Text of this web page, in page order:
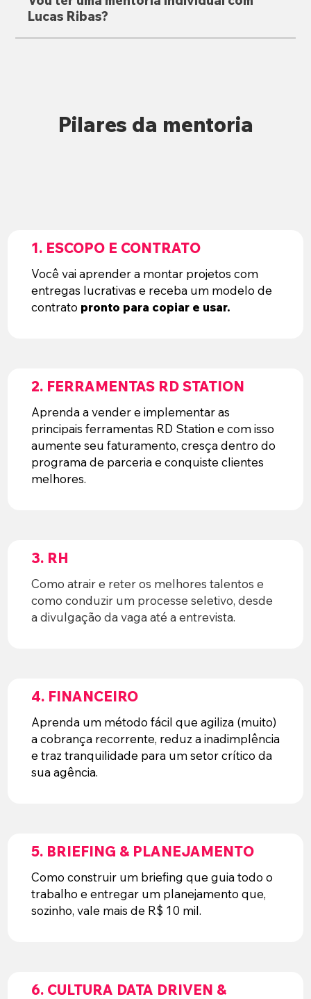
Lucas Ribas?
Pilares da mentoria
1. ESCOPO E CONTRATO
Você vai aprender a montar projetos com
entregas lucrativas e receba um modelo de
contrato pronto para copiar e usar.
2. FERRAMENTAS RD STATION
Aprenda a vender e implementar as
principais ferramentas RD Station e com isso
aumente seu faturamento, cresça dentro do
programa de parceria e conquiste clientes
melhores.
3. RH
Como atrair e reter os melhores talentos e
como conduzir um processe seletivo, desde
a divulgação da vaga até a entrevista.
4. FINANCEIRO
Aprenda um método fácil que agiliza (muito)
a cobrança recorrente, reduz a inadimplência
e traz tranquilidade para um setor crítico da
sua agência.
5. BRIEFING & PLANEJAMENTO
Como construir um briefing que guia todo o
trabalho e entregar um planejamento que,
sozinho, vale mais de R$ 10 mil.
6. CULTURA DATA DRIVEN &